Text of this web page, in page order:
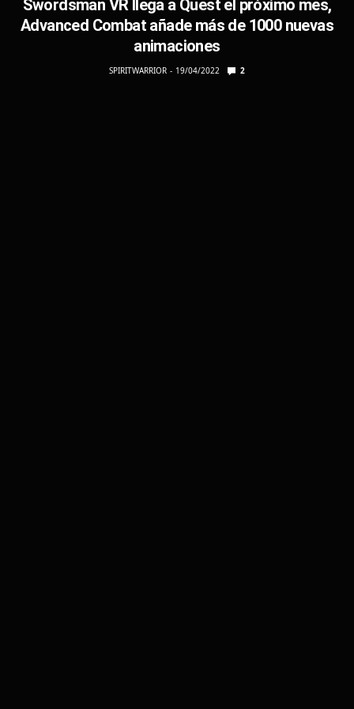
Swordsman VR llega a Quest el próximo mes,
Advanced Combat añade más de 1000 nuevas
animaciones
SPIRITWARRIOR 19/04/2022 2